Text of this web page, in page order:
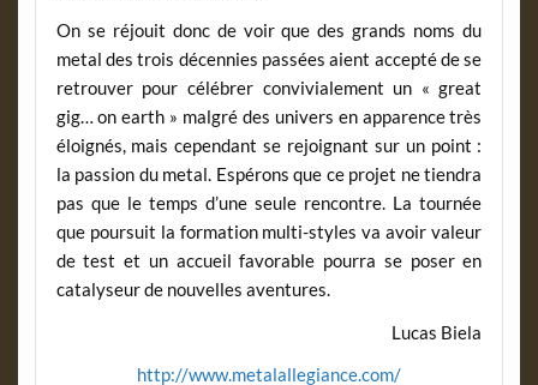
On se réjouit donc de voir que des grands noms du
metal des trois décennies passées aient accepté de se
retrouver pour célébrer convivialement un « great
gig… on earth » malgré des univers en apparence très
éloignés, mais cependant se rejoignant sur un point :
la passion du metal. Espérons que ce projet ne tiendra
pas que le temps d’une seule rencontre. La tournée
que poursuit la formation multi-styles va avoir valeur
de test et un accueil favorable pourra se poser en
catalyseur de nouvelles aventures.
Lucas Biela
http://www.metalallegiance.com/